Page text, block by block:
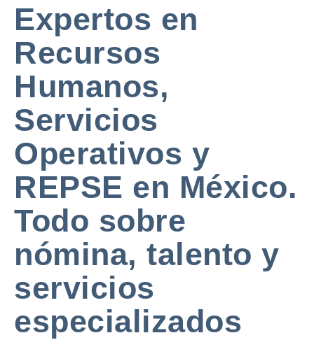
Expertos en
Recursos
Humanos,
Servicios
Operativos y
REPSE en México.
Todo sobre
nómina, talento y
servicios
especializados